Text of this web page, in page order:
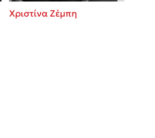
Χριστίνα Ζέμπη